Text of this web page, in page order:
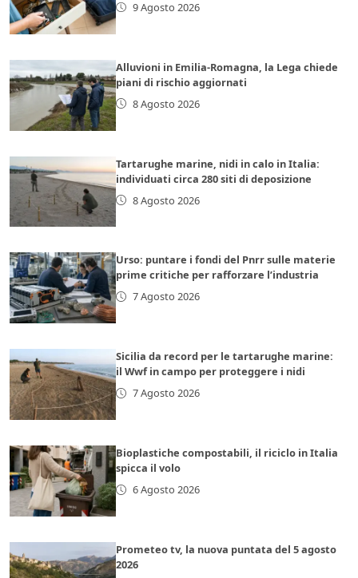
9 Agosto 2026
Alluvioni in Emilia-Romagna, la Lega chiede
piani di rischio aggiornati
8 Agosto 2026
Tartarughe marine, nidi in calo in Italia:
individuati circa 280 siti di deposizione
8 Agosto 2026
Urso: puntare i fondi del Pnrr sulle materie
prime critiche per rafforzare l’industria
7 Agosto 2026
Sicilia da record per le tartarughe marine:
il Wwf in campo per proteggere i nidi
7 Agosto 2026
Bioplastiche compostabili, il riciclo in Italia
spicca il volo
6 Agosto 2026
Prometeo tv, la nuova puntata del 5 agosto
2026